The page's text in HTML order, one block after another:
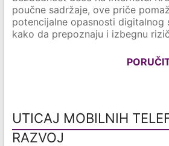
poučne sadržaje, ove priče
potencijalne opasnosti digitalnog
kako da prepoznaju i izbegnu
UTICAJ MOBILNIH
RAZVOJ